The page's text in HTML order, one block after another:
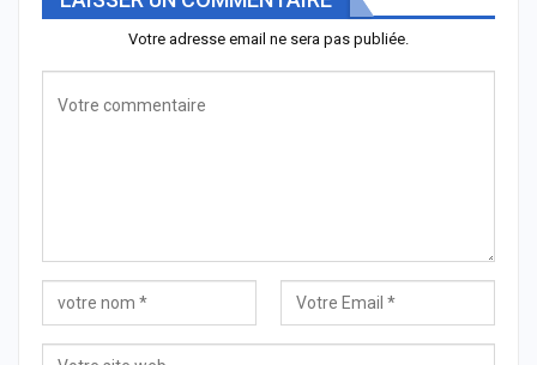
Votre adresse email ne sera pas publiée.